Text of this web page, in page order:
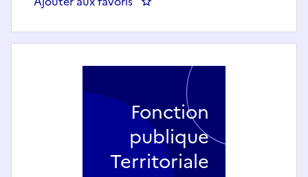
Fonction
publique
Territoriale